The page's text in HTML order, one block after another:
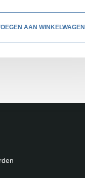
AAN WINKELWAGEN